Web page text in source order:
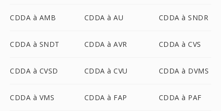
CDDA à AMB CDDA à AU CDDA à SNDR
CDDA à SNDT CDDA à AVR CDDA à CVS
CDDA à CVSD CDDA à CVU CDDA à DVMS
CDDA à VMS CDDA à FAP CDDA à PAF